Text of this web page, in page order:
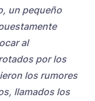
un pequeño
al
por los
los rumores
llamados los